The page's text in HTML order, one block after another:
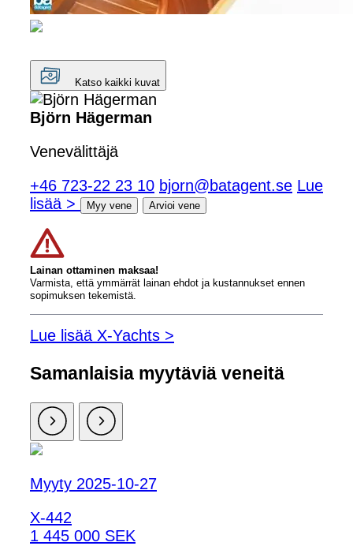
Katso kaikki kuvat
Björn Hägerman
Venevälittäjä
+46 723-22 23 10 bjorn@batagent.se Lue
lisää >
Myy vene Arvioi vene
Lainan ottaminen maksaa!
Varmista, että ymmärrät lainan ehdot ja kustannukset ennen
sopimuksen tekemistä.
Lue lisää X-Yachts >
Samanlaisia ​​myytäviä veneitä
Myyty 2025-10-27
X-442
1 445 000 SEK